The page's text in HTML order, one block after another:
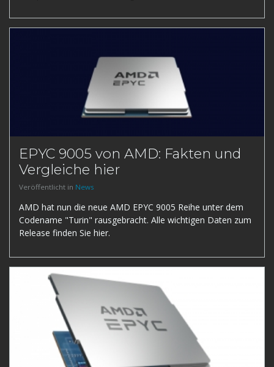
EPYC 9005 von AMD: Fakten und
Vergleiche hier
Veröffentlicht in News
AMD hat nun die neue AMD EPYC 9005 Reihe unter dem
Codename "Turin" rausgebracht. Alle wichtigen Daten zum
Release finden Sie hier.